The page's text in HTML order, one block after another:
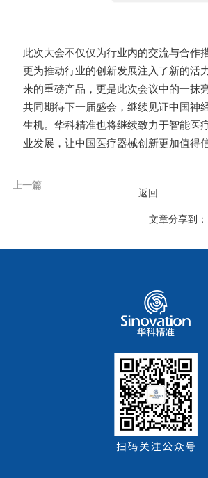
此次大会不仅仅为行业内的交流与合作
更为推动行业的创新发展注入了新的活
来的重磅产品，更是此次会议中的一抹
共同期待下一届盛会，继续见证中国神
生机。华科精准也将继续致力于智能医
业发展，让中国医疗器械创新更加值得信
上一篇
返回
文章分享到：